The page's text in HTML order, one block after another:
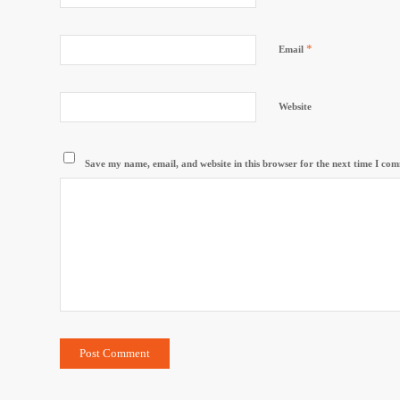
Email *
Website
Save my name, email, and website in this browser for the next time I